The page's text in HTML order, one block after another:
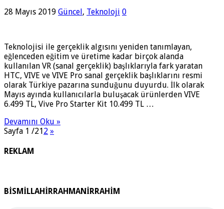
28 Mayıs 2019 Güncel, Teknoloji 0
Teknolojisi ile gerçeklik algısını yeniden tanımlayan,
eğlenceden eğitim ve üretime kadar birçok alanda
kullanılan VR (sanal gerçeklik) başlıklarıyla fark yaratan
HTC, VIVE ve VIVE Pro sanal gerçeklik başlıklarını resmi
olarak Türkiye pazarına sunduğunu duyurdu. İlk olarak
Mayıs ayında kullanıcılarla buluşacak ürünlerden VIVE
6.499 TL, Vive Pro Starter Kit 10.499 TL …
Devamını Oku »
Sayfa 1 /212 »
REKLAM
BİSMİLLAHİRRAHMANİRRAHİM